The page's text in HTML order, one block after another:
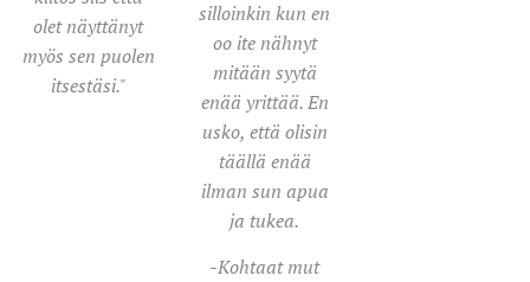
olet näyttänyt
myös sen puolen
itsestäsi."
silloinkin kun en
oo ite nähnyt
mitään syytä
enää yrittää. En
usko, että olisin
täällä enää
ilman sun apua
ja tukea.
-Kohtaat mut